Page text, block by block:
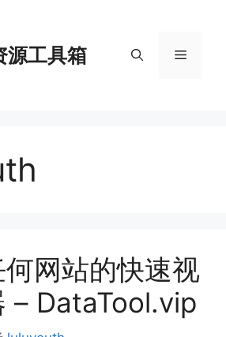
源工具箱 菜
网站的快速视
– DataTool.vip